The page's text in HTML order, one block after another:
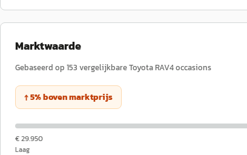
Marktwaarde
Gebaseerd op 153 vergelijkbareToyotaRAV4occasions
↑5%bovenmarktprijs
€ 29.950
Laag